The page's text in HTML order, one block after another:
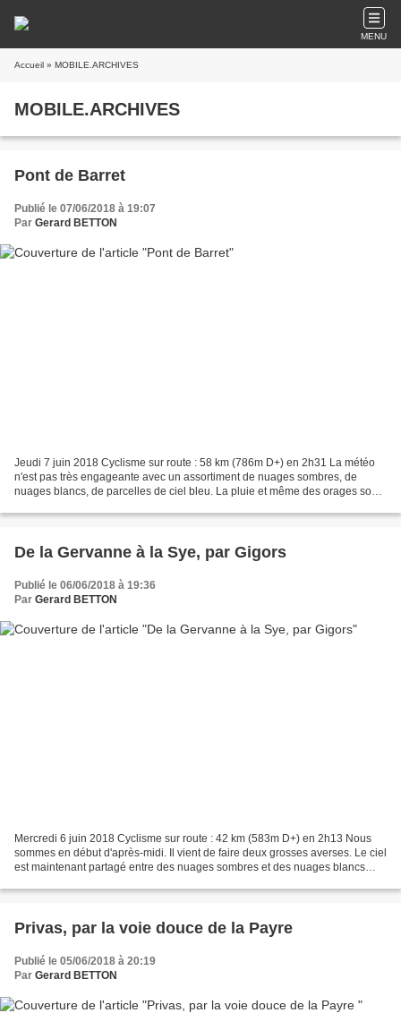
MENU
Accueil » MOBILE.ARCHIVES
MOBILE.ARCHIVES
Pont de Barret
Publié le 07/06/2018 à 19:07
Par Gerard BETTON
Jeudi 7 juin 2018 Cyclisme sur route : 58 km (786m D+) en 2h31 La météo
n'est pas très engageante avec un assortiment de nuages sombres, de
nuages blancs, de parcelles de ciel bleu. La pluie et même des orages sont
De la Gervanne à la Sye, par Gigors
Publié le 06/06/2018 à 19:36
Par Gerard BETTON
Mercredi 6 juin 2018 Cyclisme sur route : 42 km (583m D+) en 2h13 Nous
sommes en début d'après-midi. Il vient de faire deux grosses averses. Le ciel
est maintenant partagé entre des nuages sombres et des nuages blancs
Privas, par la voie douce de la Payre
Publié le 05/06/2018 à 20:19
Par Gerard BETTON